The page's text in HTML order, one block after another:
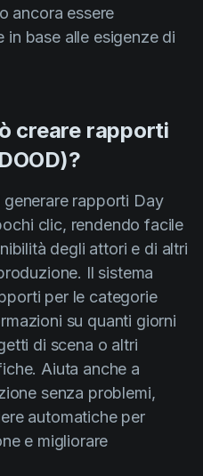
ancora essere
in base alle esigenze di
creare rapporti
rapporti Day
clic, rendendo facile
degli attori e di altri
Il sistema
per le categorie
su quanti giorni
di scena o altri
Aiuta anche a
senza problemi,
automatiche per
e migliorare